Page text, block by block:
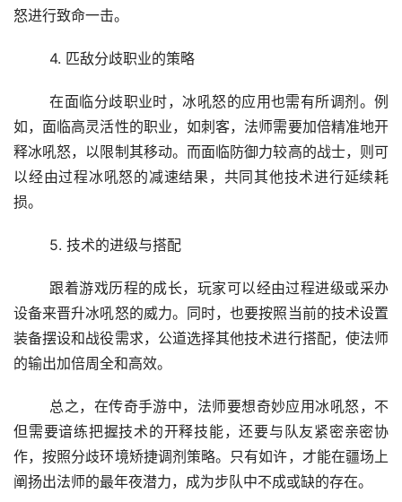
怒进行致命一击。
	4. 匹敌分歧职业的策略
	在面临分歧职业时，冰吼怒的应用也需有所调剂。例
如，面临高灵活性的职业，如刺客，法师需要加倍精准地开
释冰吼怒，以限制其移动。而面临防御力较高的战士，则可
以经由过程冰吼怒的减速结果，共同其他技术进行延续耗
损。
	5. 技术的进级与搭配
设备来晋升冰吼怒的威力。同时，也要按照当前的技术设置
装备摆设和战役需求，公道选择其他技术进行搭配，使法师
的输出加倍周全和高效。
但需要谙练把握技术的开释技能，还要与队友紧密亲密协
作，按照分歧环境矫捷调剂策略。只有如许，才能在疆场上
阐扬出法师的最年夜潜力，成为步队中不成或缺的存在。